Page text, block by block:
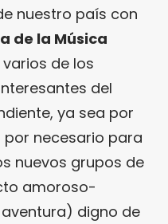
nuestro país con
de la Música
de los
del
ya sea por
necesario para
nuevos grupos de
amoroso-
digno de